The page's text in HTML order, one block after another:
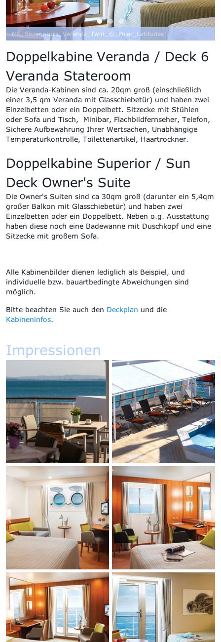
MS_Seaventure_Veranda_Twin_©_Polar_Latitudes
Doppelkabine Veranda / Deck 6
Veranda Stateroom
Die Veranda-Kabinen sind ca. 20qm groß (einschließlich
einer 3,5 qm Veranda mit Glasschiebetür) und haben zwei
Einzelbetten oder ein Doppelbett. Sitzecke mit Stühlen
oder Sofa und Tisch,
Minibar, Flachbildfernseher, Telefon,
Sichere Aufbewahrung Ihrer Wertsachen, Unabhängige
Temperaturkontrolle, Toilettenartikel, Haartrockner.
Doppelkabine Superior / Sun
Deck Owner's Suite
Die Owner's Suiten sind ca 30qm groß (darunter ein 5,4qm
großer Balkon mit Glasschiebetür) und haben zwei
Einzelbetten oder ein Doppelbett. Neben o.g. Ausstattung
haben diese noch eine Badewanne mit Duschkopf und eine
Sitzecke mit großem Sofa.
Alle Kabinenbilder dienen lediglich als Beispiel, und
individuelle bzw. bauartbedingte Abweichungen sind
möglich.
Bitte beachten Sie auch den Deckplan und die
Kabineninfos.
Impressionen